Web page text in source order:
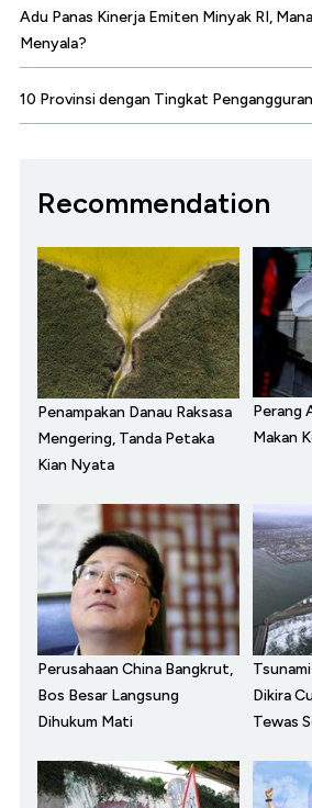
Adu Panas Kinerja Emiten Minyak RI,
Menyala?
10 Provinsi dengan Tingkat
Recommendation
Penampakan Danau Raksasa
Mengering, Tanda Petaka
Kian Nyata
Perang
Makan
Perusahaan China Bangkrut,
Bos Besar Langsung
Dihukum Mati
Dikira
Tewas